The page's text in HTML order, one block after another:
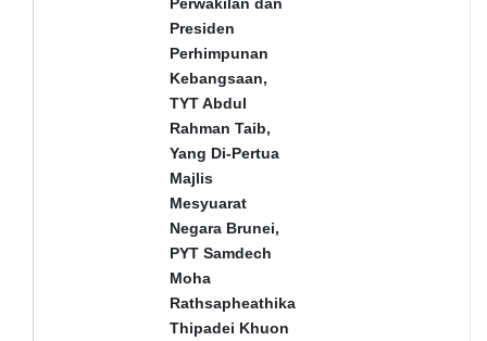
Presiden
Perhimpunan
Kebangsaan,
TYT Abdul
Rahman Taib,
Yang Di-Pertua
Majlis
Mesyuarat
Negara Brunei,
PYT Samdech
Moha
Rathsapheathika
Thipadei Khuon